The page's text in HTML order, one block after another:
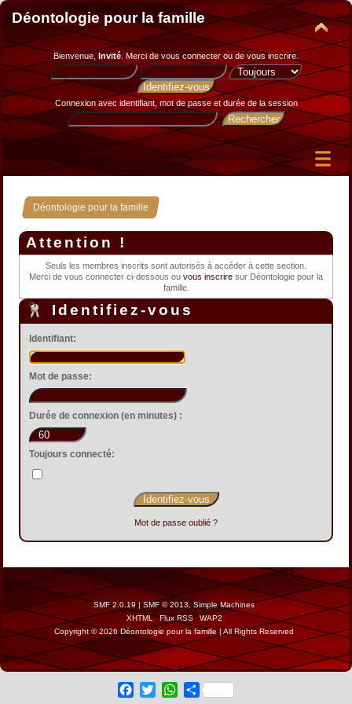
Déontologie pour la famille
Bienvenue, Invité. Merci devous connecter ou de vous inscrire.
Connexion avec identifiant, mot de passe et durée de la session
Déontologie pour la famille
Attention !
Seuls les membres inscrits sont autorisés à accéder à cette section.
Merci de vous connecter ci-dessous ou vous inscrire sur Déontologie pour la
famille.
Identifiez-vous
Identifiant:
Mot de passe:
Durée de connexion (en minutes) :
Toujours connecté:
Mot de passe oublié ?
SMF 2.0.19|SMF © 2013, Simple Machines
XHTML
Flux RSS
WAP2
Copyright © 2026 Déontologie pour la famille | All Rights Reserved
Facebook
Twitter WhatsApp
Share